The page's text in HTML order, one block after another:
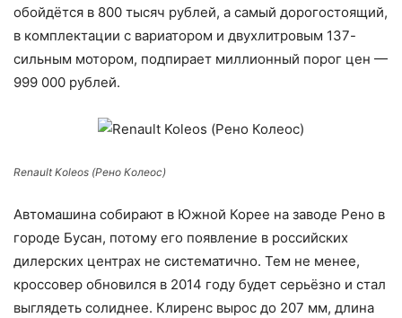
обойдётся в 800 тысяч рублей, а самый дорогостоящий,
в комплектации с вариатором и двухлитровым 137-
сильным мотором, подпирает миллионный порог цен —
999 000 рублей.
Renault Koleos (Рено Колеос)
Автомашина собирают в Южной Корее на заводе Рено в
городе Бусан, потому его появление в российских
дилерских центрах не систематично. Тем не менее,
кроссовер обновился в 2014 году будет серьёзно и стал
выглядеть солиднее. Клиренс вырос до 207 мм, длина